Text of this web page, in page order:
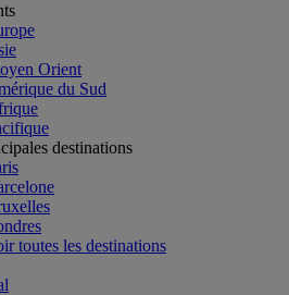
Orient
du Sud
destinations
toutes les destinations